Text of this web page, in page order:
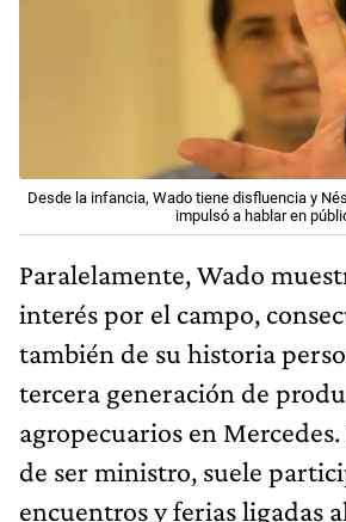
Desde la infancia, Wado tiene disfluencia y
impulsó a hablar en
Paralelamente, Wado
interés por el campo,
también de su historia
tercera generación de
agropecuarios en
de ser ministro, suele
encuentros y ferias ligadas